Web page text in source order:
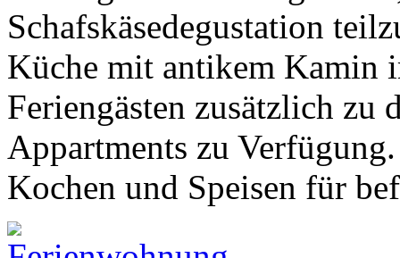
Schafskäsedegustation
Küche mit antikem Kamin
Feriengästen zusätzlich zu
Appartments zu
Kochen und Speisen für